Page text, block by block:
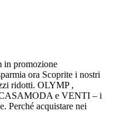
in promozione
ora Scoprite i nostri
ridotti. OLYMP ,
e VENTI – i
Perché acquistare nei